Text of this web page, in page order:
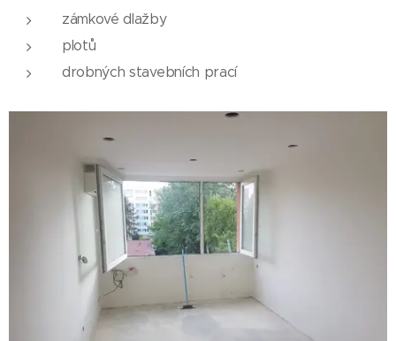
zámkové dlažby
plotů
drobných stavebních prací